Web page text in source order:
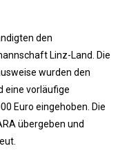
den
Linz-Land. Die
wurden den
eine vorläufige
Euro eingehoben. Die
übergeben und